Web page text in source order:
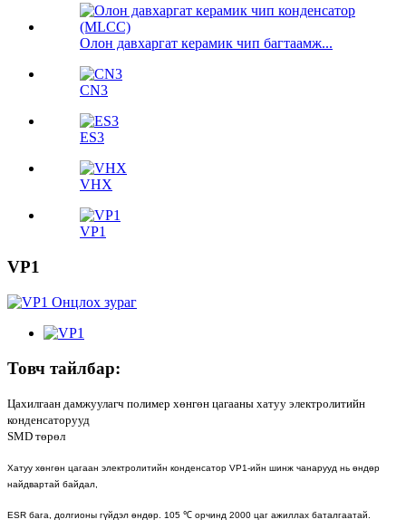
Олон давхаргат керамик чип багтаамж...
CN3
ES3
VHX
VP1
VP1
Товч тайлбар:
Цахилгаан дамжуулагч полимер хөнгөн цагааны хатуу электролитийн
конденсаторууд
SMD төрөл
Хатуу хөнгөн цагаан электролитийн конденсатор VP1-ийн шинж чанарууд нь өндөр
найдвартай байдал,
ESR бага, долгионы гүйдэл өндөр. 105 ℃ орчинд 2000 цаг ажиллах баталгаатай.